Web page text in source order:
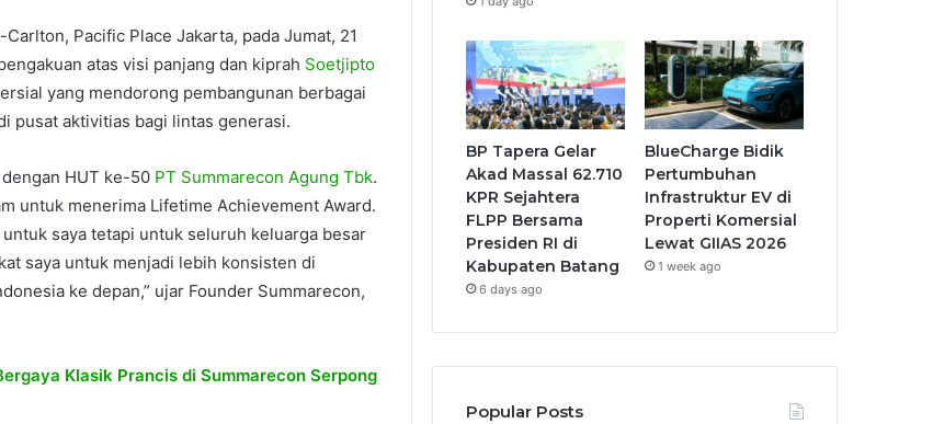
Pacific Place Jakarta, pada Jumat, 21
atas visi panjang dan kiprah Soetjipto
yang mendorong pembangunan berbagai
pusat aktivitias bagi lintas generasi.
HUT ke-50 PT Summarecon Agung Tbk.
untuk menerima Lifetime Achievement Award.
saya tetapi untuk seluruh keluarga besar
saya untuk menjadi lebih konsisten di
ke depan,” ujar Founder Summarecon,
Klasik Prancis di Summarecon Serpong
BP Tapera Gelar
Akad Massal 62.710
KPR Sejahtera
FLPP Bersama
Presiden RI di
Kabupaten Batang
6 days ago
BlueCharge Bidik
Pertumbuhan
Infrastruktur EV di
Properti Komersial
Lewat GIIAS 2026
1 week ago
Popular Posts